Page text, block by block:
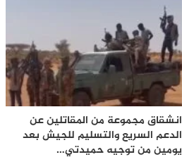
انشقاق مجموعة من المقاتلين عن
الدعم السريع والتسليم للجيش بعد
يومين من توجيه حميدتي…